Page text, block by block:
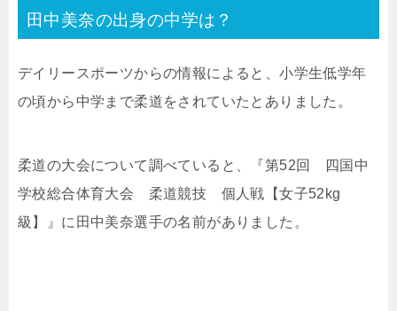
田中美奈の出身の中学は？
デイリースポーツからの情報によると、小学生低学年
の頃から中学まで柔道をされていたとありました。
柔道の大会について調べていると、『第52回 四国中
学校総合体育大会 柔道競技 個人戦【女子52kg
級】』に田中美奈選手の名前がありました。